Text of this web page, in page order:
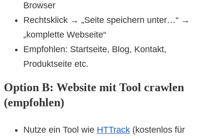
Browser
Rechtsklick → „Seite speichern unter…“ →
„komplette Webseite“
Empfohlen: Startseite, Blog, Kontakt,
Produktseite etc.
Option B: Website mit Tool crawlen
(empfohlen)
Nutze ein Tool wie HTTrack (kostenlos für